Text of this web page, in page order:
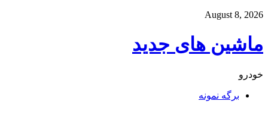
August 8, 2026
ماشین های جدید
خودرو
برگه نمونه